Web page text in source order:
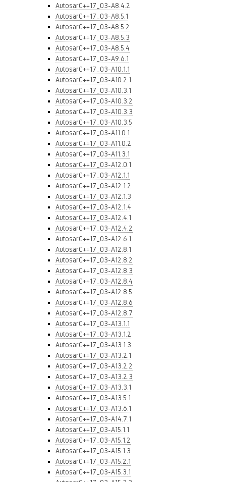
AutosarC++17_03-A8.4.2
AutosarC++17_03-A8.5.1
AutosarC++17_03-A8.5.2
AutosarC++17_03-A8.5.3
AutosarC++17_03-A8.5.4
AutosarC++17_03-A9.6.1
AutosarC++17_03-A10.1.1
AutosarC++17_03-A10.2.1
AutosarC++17_03-A10.3.1
AutosarC++17_03-A10.3.2
AutosarC++17_03-A10.3.3
AutosarC++17_03-A10.3.5
AutosarC++17_03-A11.0.1
AutosarC++17_03-A11.0.2
AutosarC++17_03-A11.3.1
AutosarC++17_03-A12.0.1
AutosarC++17_03-A12.1.1
AutosarC++17_03-A12.1.2
AutosarC++17_03-A12.1.3
AutosarC++17_03-A12.1.4
AutosarC++17_03-A12.4.1
AutosarC++17_03-A12.4.2
AutosarC++17_03-A12.6.1
AutosarC++17_03-A12.8.1
AutosarC++17_03-A12.8.2
AutosarC++17_03-A12.8.3
AutosarC++17_03-A12.8.4
AutosarC++17_03-A12.8.5
AutosarC++17_03-A12.8.6
AutosarC++17_03-A12.8.7
AutosarC++17_03-A13.1.1
AutosarC++17_03-A13.1.2
AutosarC++17_03-A13.1.3
AutosarC++17_03-A13.2.1
AutosarC++17_03-A13.2.2
AutosarC++17_03-A13.2.3
AutosarC++17_03-A13.3.1
AutosarC++17_03-A13.5.1
AutosarC++17_03-A13.6.1
AutosarC++17_03-A14.7.1
AutosarC++17_03-A15.1.1
AutosarC++17_03-A15.1.2
AutosarC++17_03-A15.1.3
AutosarC++17_03-A15.2.1
AutosarC++17_03-A15.3.1